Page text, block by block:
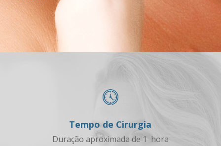
Tempo de Cirurgia
Duração aproximada de 1 hora